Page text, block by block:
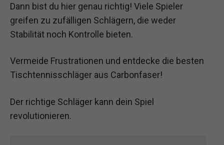
Dann bist du hier genau richtig! Viele Spieler
greifen zu zufälligen Schlägern, die weder
Stabilität noch Kontrolle bieten.
Vermeide Frustrationen und entdecke die besten
Tischtennisschläger aus Carbonfaser!
Der richtige Schläger kann dein Spiel
revolutionieren.